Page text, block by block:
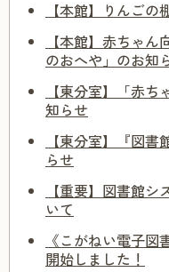
【本館】りんごの
【本館】赤ちゃ
のおへや」のお知
【東分室】「赤
知らせ
【東分室】『図
らせ
【重要】図書館
いて
《こがねい電子
開始しました！